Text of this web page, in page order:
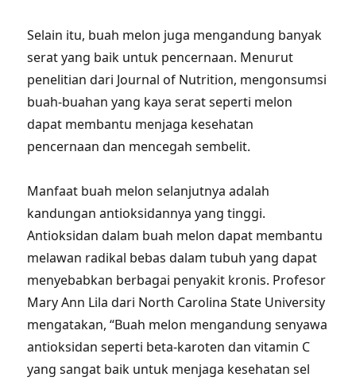
Selain itu, buah melon juga mengandung banyak
serat yang baik untuk pencernaan. Menurut
penelitian dari Journal of Nutrition, mengonsumsi
buah-buahan yang kaya serat seperti melon
dapat membantu menjaga kesehatan
pencernaan dan mencegah sembelit.
Manfaat buah melon selanjutnya adalah
kandungan antioksidannya yang tinggi.
Antioksidan dalam buah melon dapat membantu
melawan radikal bebas dalam tubuh yang dapat
menyebabkan berbagai penyakit kronis. Profesor
Mary Ann Lila dari North Carolina State University
mengatakan, “Buah melon mengandung senyawa
antioksidan seperti beta-karoten dan vitamin C
yang sangat baik untuk menjaga kesehatan sel